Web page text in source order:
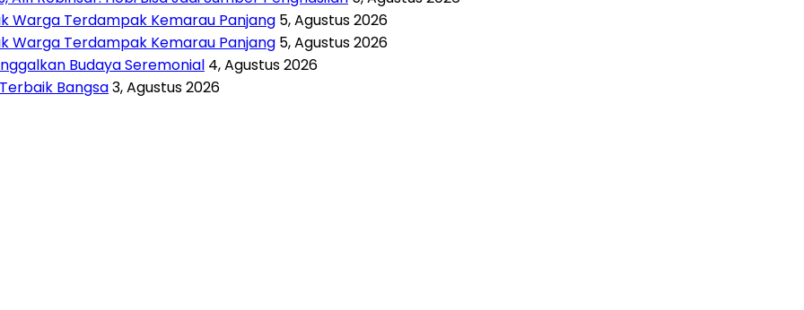
Warga Terdampak Kemarau Panjang 5, Agustus 2026
Warga Terdampak Kemarau Panjang 5, Agustus 2026
Budaya Seremonial 4, Agustus 2026
Bangsa3, Agustus 2026